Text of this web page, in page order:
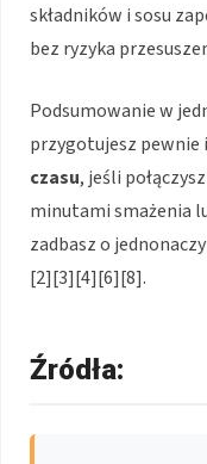
składników i sosu
bez ryzyka
Podsumowanie w
przygotujesz pewnie i
czasu, jeśli
minutami smażenia
zadbasz o
[2][3][4][6][8].
Źródła: